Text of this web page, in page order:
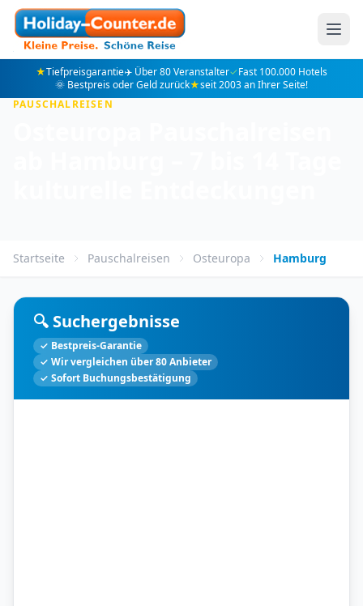
★Tiefpreisgarantie✈️ Über 80 Veranstalter✓Fast 100.000 Hotels
🌞 Bestpreis oder Geld zurück★seit 2003 an Ihrer Seite!
PAUSCHALREISEN
Startseite Pauschalreisen Osteuropa Hamburg
🔍 Suchergebnisse
✓ Bestpreis-Garantie
✓ Wir vergleichen über 80 Anbieter
✓ Sofort Buchungsbestätigung